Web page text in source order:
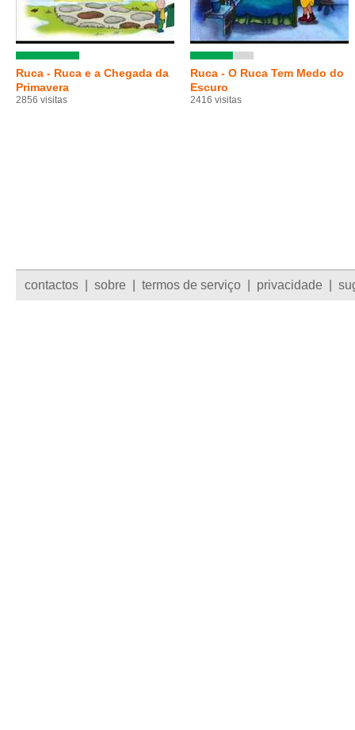
Ruca - Ruca e a Chegada da
Primavera
2856 visitas
Ruca - O Ruca Tem Medo do
Escuro
2416 visitas
contactos sobre termos de serviço privacidade